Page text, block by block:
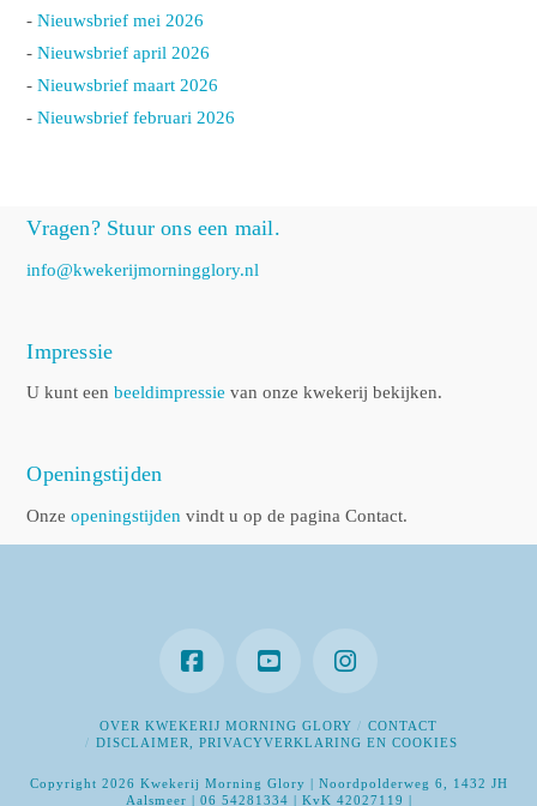
-Nieuwsbrief mei 2026
-Nieuwsbrief april 2026
-Nieuwsbrief maart 2026
-Nieuwsbrief februari 2026
Vragen? Stuur ons een mail.
info@kwekerijmorningglory.nl
Impressie
U kunt eenbeeldimpressie van onze kwekerij bekijken.
Openingstijden
Onzeopeningstijden vindt u op de pagina Contact.
OVER KWEKERIJ MORNING GLORY
CONTACT
DISCLAIMER, PRIVACYVERKLARING EN COOKIES
Copyright 2026 Kwekerij Morning Glory | Noordpolderweg 6, 1432 JH
Aalsmeer | 06 54281334 | KvK 42027119 |